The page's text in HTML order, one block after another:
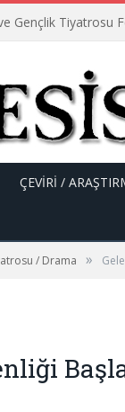
Gençlik Tiyatrosu
ÇEVİRİ /
/ Drama »